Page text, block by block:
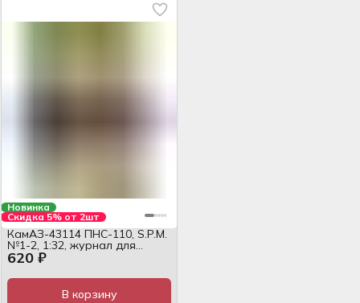
Новинка
Скидка 5% от 2шт
620 ₽
КамАЗ-43114 ПНС-110, S.P.M.
№1-2, 1:32, журнал для
сборки
В корзину